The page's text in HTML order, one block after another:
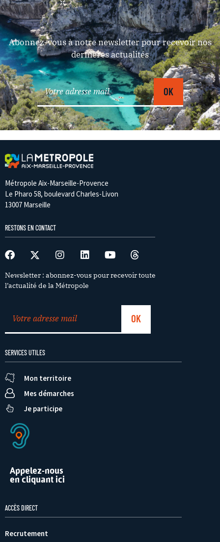
Abonnez-vous à notre newsletter pour recevoir nos
dernières actualités
Métropole Aix-Marseille-Provence
Le Pharo 58, boulevard Charles-Livon
13007 Marseille
RESTONS EN CONTACT
Newsletter : abonnez-vous pour recevoir toute
l’actualité de la Métropole
SERVICES UTILES
Mon territoire
Mes démarches
Je participe
Appelez-nous
en cliquant ici
ACCÈS DIRECT
Recrutement